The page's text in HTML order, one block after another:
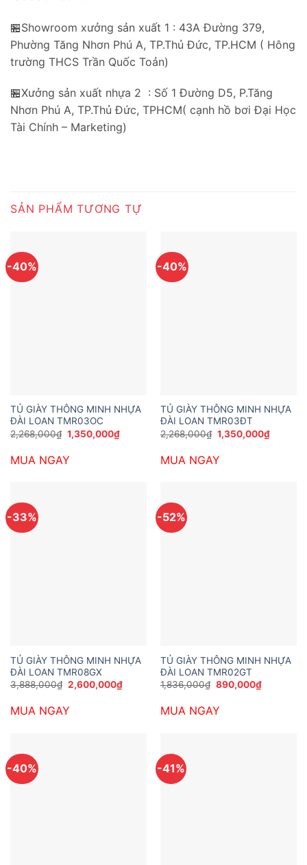
🏪Showroom xưởng sản xuất 1 : 43A Đường 379,
Phường Tăng Nhơn Phú A, TP.Thủ Đức, TP.HCM ( Hông
trường THCS Trần Quốc Toản)
🏪Xưởng sản xuất nhựa 2 : Số 1 Đường D5, P.Tăng
Nhơn Phú A, TP.Thủ Đức, TPHCM( cạnh hồ bơi Đại Học
Tài Chính – Marketing)
SẢN PHẨM TƯƠNG TỰ
-40%
TỦ GIÀY THÔNG MINH NHỰA
ĐÀI LOAN TMR03OC
2,268,000₫ Giá
gốc
2,268,000₫.
1,350,000₫Giá
hiện
MUA NGAY
-40%
TỦ GIÀY THÔNG MINH NHỰA
ĐÀI LOAN TMR03ĐT
2,268,000₫ Giá
gốc
2,268,000₫.
1,350,000₫Giá
hiện
MUA NGAY
-33%
TỦ GIÀY THÔNG MINH NHỰA
ĐÀI LOAN TMR08GX
3,888,000₫ Giá
gốc
3,888,000₫.
2,600,000₫Giá
hiện
MUA NGAY
-52%
TỦ GIÀY THÔNG MINH NHỰA
ĐÀI LOAN TMR02GT
1,836,000₫ Giá
1,836,000₫.
890,000₫Giá
hiện
MUA NGAY
-40% -41%